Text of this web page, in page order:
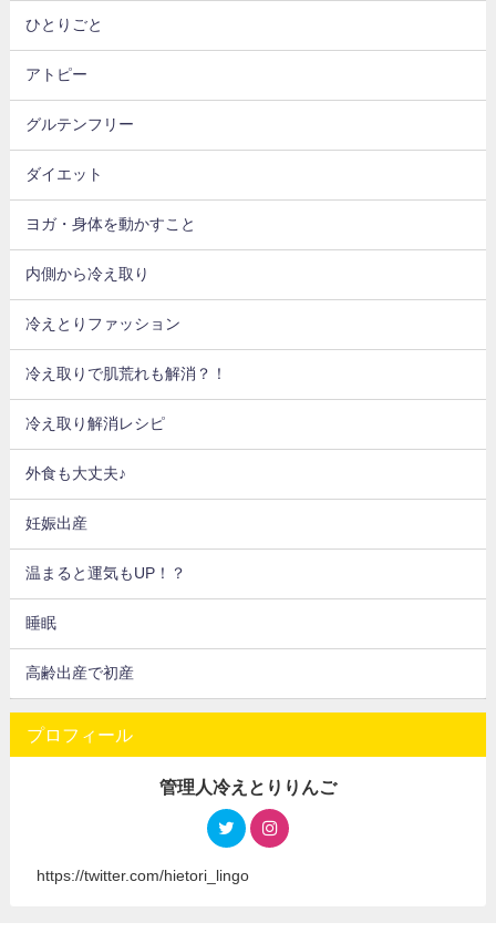
ひとりごと
アトピー
グルテンフリー
ダイエット
ヨガ・身体を動かすこと
内側から冷え取り
冷えとりファッション
冷え取りで肌荒れも解消？！
冷え取り解消レシピ
外食も大丈夫♪
妊娠出産
温まると運気もUP！？
睡眠
高齢出産で初産
プロフィール
管理人冷えとりりんご
https://twitter.com/hietori_lingo